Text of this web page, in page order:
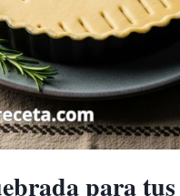
para tus